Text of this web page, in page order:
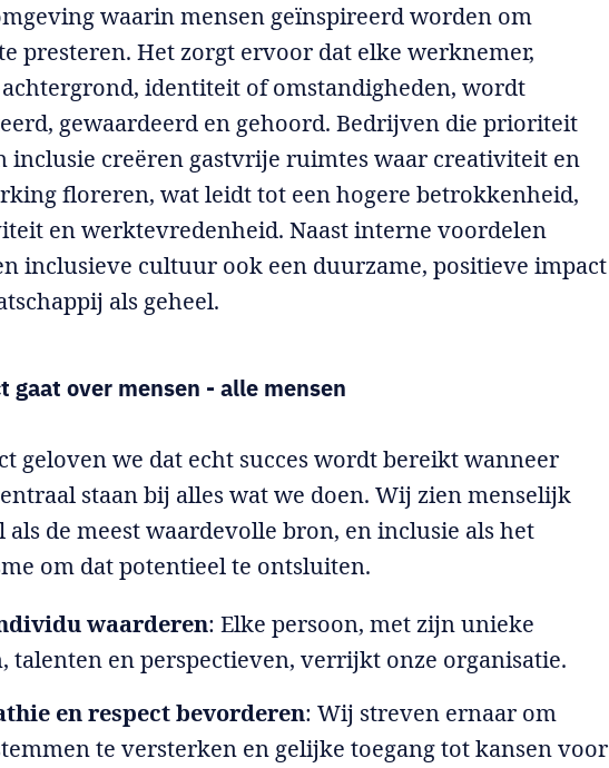
waarin mensen geïnspireerd worden om
presteren. Het zorgt ervoor dat elke werknemer,
identiteit of omstandigheden, wordt
gewaardeerd en gehoord. Bedrijven die prioriteit
inclusie creëren gastvrije ruimtes waar creativiteit en
floreren, wat leidt tot een hogere betrokkenheid,
en werktevredenheid. Naast interne voordelen
inclusieve cultuur ook een duurzame, positieve impact
als geheel.
gaat over mensen - alle mensen
geloven we dat echt succes wordt bereikt wanneer
staan bij alles wat we doen. Wij zien menselijk
als de meest waardevolle bron, en inclusie als het
om dat potentieel te ontsluiten.
waarderen: Elke persoon, met zijn unieke
talenten en perspectieven, verrijkt onze organisatie.
en respect bevorderen: Wij streven ernaar om
te versterken en gelijke toegang tot kansen voor